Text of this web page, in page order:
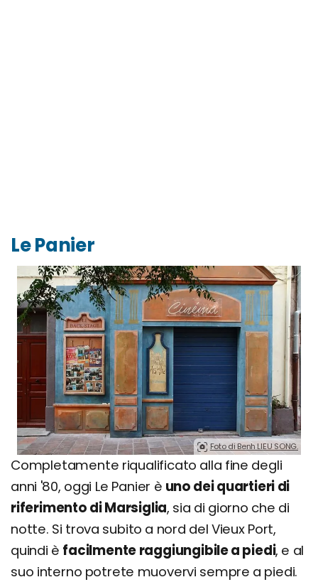
Le Panier
Foto di Benh LIEU SONG.
Completamente riqualificato alla fine degli
anni '80, oggi Le Panier è uno dei quartieri di
riferimento di Marsiglia, sia di giorno che di
notte. Si trova subito a nord del Vieux Port,
quindi è facilmente raggiungibile a piedi, e al
suo interno potrete muovervi sempre a piedi.